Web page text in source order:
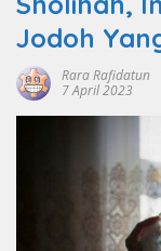
Jodoh
Rara Rafidatun
7 April 2023